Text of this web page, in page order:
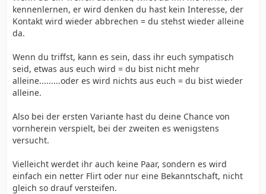
kennenlernen, er wird denken du hast kein Interesse, der
Kontakt wird wieder abbrechen = du stehst wieder alleine
da.
Wenn du triffst, kann es sein, dass ihr euch sympatisch
seid, etwas aus euch wird = du bist nicht mehr
alleine.........oder es wird nichts aus euch = du bist wieder
alleine.
Also bei der ersten Variante hast du deine Chance von
vornherein verspielt, bei der zweiten es wenigstens
versucht.
Vielleicht werdet ihr auch keine Paar, sondern es wird
einfach ein netter Flirt oder nur eine Bekanntschaft, nicht
gleich so drauf versteifen.